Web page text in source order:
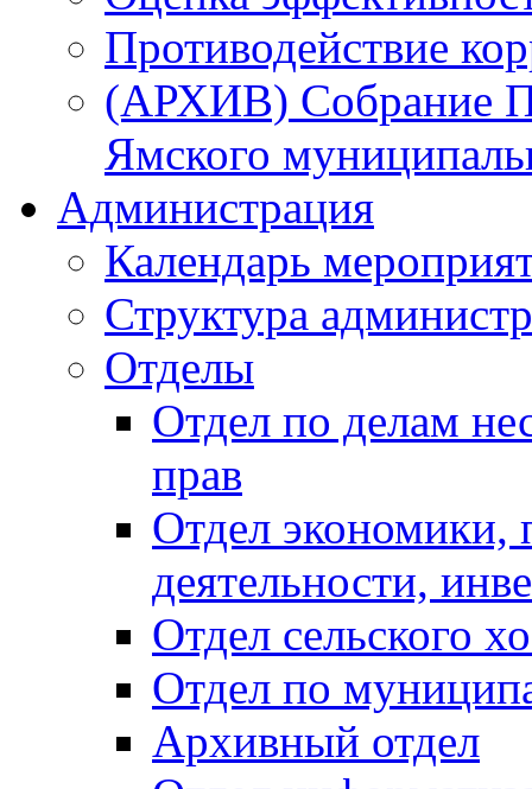
Противодействие
(АРХИВ) Собрание
Ямского
Администрация
Календарь
Структура
Отделы
Отдел по делам
прав
Отдел экономики,
деятельности,
Отдел сельского
Отдел по
Архивный отдел